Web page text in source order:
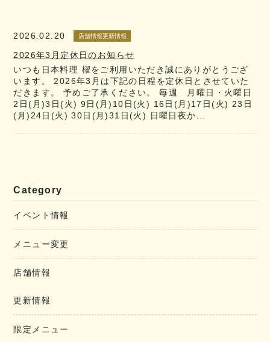
2026.02.20 店舗情報更新情報
2026年3月定休日のお知らせ
いつも日本料理 櫂をご利用いただき誠にありがとうござ
います。 2026年3月は下記の日程を定休日とさせていた
だきます。 予めご了承ください。 毎週 月曜日・火曜日
2日(月)3日(火) 9日(月)10日(火) 16日(月)17日(火) 23日
(月)24日(火) 30日(月)31日(火) 日曜日夜か...
Category
イベント情報
メニュー変更
店舗情報
更新情報
限定メニュー